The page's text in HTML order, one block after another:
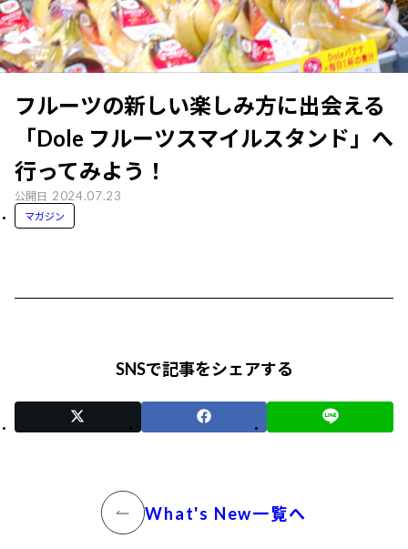
フルーツの新しい楽しみ方に出会える
「Dole フルーツスマイルスタンド」へ
行ってみよう！
公開日 2024.07.23
マガジン
SNSで記事をシェアする
What's New一覧へ